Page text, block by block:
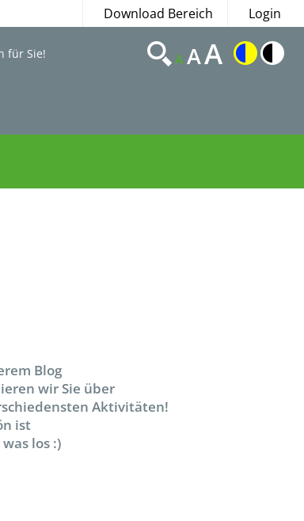
Download Bereich Login
für Sie! AAA
Blog
wir Sie über
Aktivitäten!
ist
los :)